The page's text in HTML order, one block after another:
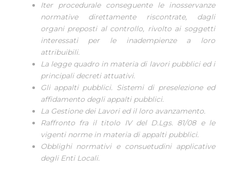
Iter procedurale conseguente le inosservanze
normative direttamente riscontrate, dagli
organi preposti al controllo, rivolto ai soggetti
interessati per le inadempienze a loro
attribuibili.
La legge quadro in materia di lavori pubblici ed i
principali decreti attuativi.
Gli appalti pubblici. Sistemi di preselezione ed
affidamento degli appalti pubblici.
La Gestione dei Lavori ed il loro avanzamento.
Raffronto fra il titolo IV del D.Lgs. 81/08 e le
vigenti norme in materia di appalti pubblici.
Obblighi normativi e consuetudini applicative
degli Enti Locali.